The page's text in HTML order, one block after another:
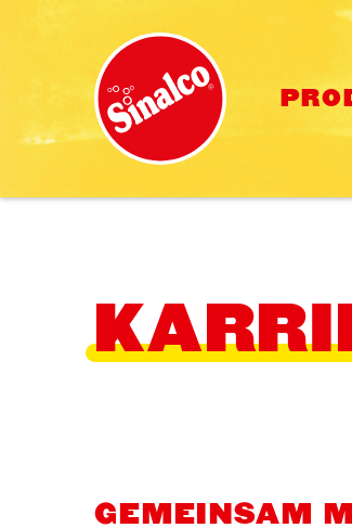
GEMEINSAM